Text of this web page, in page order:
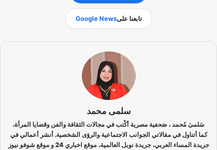
تابعنا علىGoogle News
سلمى محمد
سَلمىٰ مُحمد ، صَحفية مصرية أكْتب في مجالات الثقافة والفن وقضايا المرأة،
كما أتناول في مقالاتي الجوانب الاجتماعية والرؤى الشخصية. أنشر أعمالي في
جريدة المساء العربي، جريدة نوبل العالمية، موقع اخباري 24 و موقع شوفو نيوز